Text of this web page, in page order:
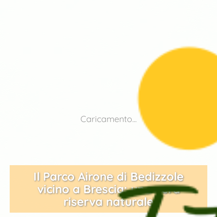
Caricamento...
Il Parco Airone di Bedizzole
vicino a Brescia: una vera
riserva naturale